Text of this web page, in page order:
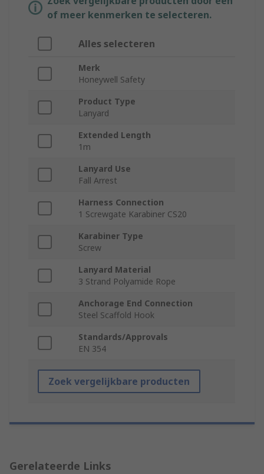
of meer kenmerken te selecteren.
Alles selecteren
Merk
Honeywell Safety
Product Type
Lanyard
Extended Length
1m
Lanyard Use
Fall Arrest
Harness Connection
1 Screwgate Karabiner CS20
Karabiner Type
Screw
Lanyard Material
3 Strand Polyamide Rope
Anchorage End Connection
Steel Scaffold Hook
Standards/Approvals
EN 354
Zoek vergelijkbare producten
Gerelateerde Links